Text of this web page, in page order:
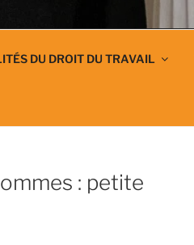
DU DROIT DU TRAVAIL
: petite